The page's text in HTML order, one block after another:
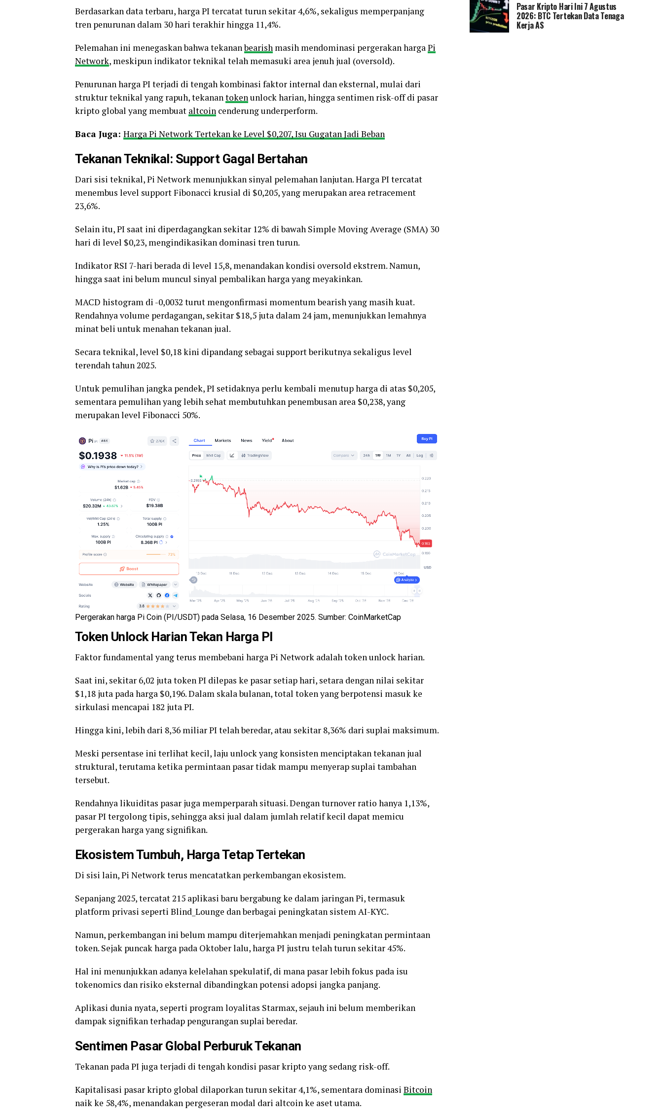
Berdasarkan data terbaru, harga PI tercatat turun sekitar 4,6%, sekaligus memperpanjang
tren penurunan dalam 30 hari terakhir hingga 11,4%.
Pelemahan ini menegaskan bahwa tekananbearish masih mendominasi pergerakan hargaPi
Network, meskipun indikator teknikal telah memasuki area jenuh jual (oversold).
Penurunan harga PI terjadi di tengah kombinasi faktor internal dan eksternal, mulai dari
struktur teknikal yang rapuh, tekanantokenunlock harian, hingga sentimen risk-off di pasar
kripto global yang membuat altcoin cenderung underperform.
Baca Juga: Harga Pi Network Tertekan ke Level $0,207, Isu Gugatan Jadi Beban
Tekanan Teknikal: Support Gagal Bertahan
Dari sisi teknikal, Pi Network menunjukkan sinyal pelemahan lanjutan. Harga PI tercatat
menembus level support Fibonacci krusial di $0,205, yang merupakan area retracement
23,6%.
Selain itu, PI saat ini diperdagangkan sekitar 12% di bawah Simple Moving Average (SMA) 30
hari di level $0,23, mengindikasikan dominasi tren turun.
Indikator RSI 7-hari berada di level 15,8, menandakan kondisi oversold ekstrem. Namun,
hingga saat ini belum muncul sinyal pembalikan harga yang meyakinkan.
MACD histogram di -0,0032 turut mengonfirmasi momentum bearish yang masih kuat.
Rendahnya volume perdagangan, sekitar $18,5 juta dalam 24 jam, menunjukkan lemahnya
minat beli untuk menahan tekanan jual.
Secara teknikal, level $0,18 kini dipandang sebagai support berikutnya sekaligus level
terendah tahun 2025.
Untuk pemulihan jangka pendek, PI setidaknya perlu kembali menutup harga di atas $0,205,
sementara pemulihan yang lebih sehat membutuhkan penembusan area $0,238, yang
merupakan level Fibonacci 50%.
Pergerakan harga Pi Coin (PI/USDT) pada Selasa, 16 Desember 2025. Sumber: CoinMarketCap
Token Unlock Harian Tekan Harga PI
Faktor fundamental yang terus membebani harga Pi Network adalah token unlock harian.
Saat ini, sekitar 6,02 juta token PI dilepas ke pasar setiap hari, setara dengan nilai sekitar
$1,18 juta pada harga $0,196. Dalam skala bulanan, total token yang berpotensi masuk ke
sirkulasi mencapai 182 juta PI.
Hingga kini, lebih dari 8,36 miliar PI telah beredar, atau sekitar 8,36% dari suplai maksimum.
Meski persentase ini terlihat kecil, laju unlock yang konsisten menciptakan tekanan jual
struktural, terutama ketika permintaan pasar tidak mampu menyerap suplai tambahan
tersebut.
Rendahnya likuiditas pasar juga memperparah situasi. Dengan turnover ratio hanya 1,13%,
pasar PI tergolong tipis, sehingga aksi jual dalam jumlah relatif kecil dapat memicu
pergerakan harga yang signifikan.
Ekosistem Tumbuh, Harga Tetap Tertekan
Di sisi lain, Pi Network terus mencatatkan perkembangan ekosistem.
Sepanjang 2025, tercatat 215 aplikasi baru bergabung ke dalam jaringan Pi, termasuk
platform privasi seperti Blind_Lounge dan berbagai peningkatan sistem AI-KYC.
Namun, perkembangan ini belum mampu diterjemahkan menjadi peningkatan permintaan
token. Sejak puncak harga pada Oktober lalu, harga PI justru telah turun sekitar 45%.
Hal ini menunjukkan adanya kelelahan spekulatif, di mana pasar lebih fokus pada isu
tokenomics dan risiko eksternal dibandingkan potensi adopsi jangka panjang.
Aplikasi dunia nyata, seperti program loyalitas Starmax, sejauh ini belum memberikan
dampak signifikan terhadap pengurangan suplai beredar.
Sentimen Pasar Global Perburuk Tekanan
Tekanan pada PI juga terjadi di tengah kondisi pasar kripto yang sedang risk-off.
Kapitalisasi pasar kripto global dilaporkan turun sekitar 4,1%, sementara dominasi Bitcoin
naik ke 58,4%, menandakan pergeseran modal dari altcoin ke aset utama.
Pasar Kripto Hari Ini 7 Agustus
2026: BTC Tertekan Data Tenaga
Kerja AS